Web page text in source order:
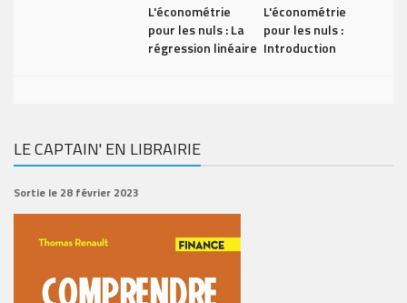
L'économétrie
pour les nuls : La
régression linéaire
L'économétrie
pour les nuls :
Introduction
LE CAPTAIN' EN LIBRAIRIE
Sortie le 28 février 2023